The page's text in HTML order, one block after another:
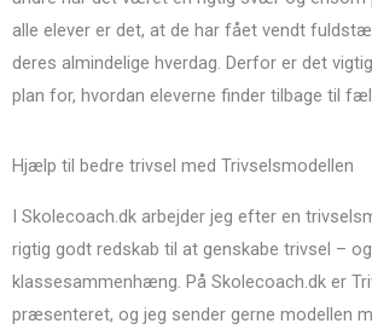
alle elever er det, at de har fået vendt
deres almindelige hverdag. Derfor er det
plan for, hvordan eleverne finder tilbage til
Hjælp til bedre trivsel med Trivselsmodellen
I Skolecoach.dk arbejder jeg efter en
rigtig godt redskab til at genskabe trivsel –
klassesammenhæng. På Skolecoach.dk er
præsenteret, og jeg sender gerne modellen